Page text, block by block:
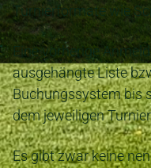
Turnierformate wie
Eine vorherige
ausgehängte Liste
Buchungssystem bis
dem jeweiligen
Es gibt zwar keine